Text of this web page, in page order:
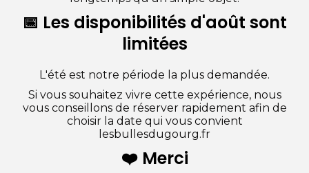
📅 Les disponibilités d'août sont
limitées
L'été est notre période la plus demandée.
Si vous souhaitez vivre cette expérience, nous
vous conseillons de réserver rapidement afin de
choisir la date qui vous convient
lesbullesdugourg.fr
❤️ Merci